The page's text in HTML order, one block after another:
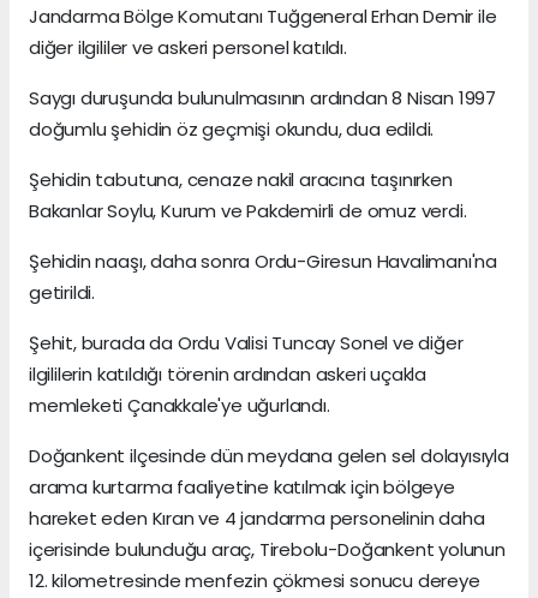
Jandarma Bölge Komutanı Tuğgeneral Erhan Demir ile
diğer ilgililer ve askeri personel katıldı.
Saygı duruşunda bulunulmasının ardından 8 Nisan 1997
doğumlu şehidin öz geçmişi okundu, dua edildi.
Şehidin tabutuna, cenaze nakil aracına taşınırken
Bakanlar Soylu, Kurum ve Pakdemirli de omuz verdi.
Şehidin naaşı, daha sonra Ordu-Giresun Havalimanı'na
getirildi.
Şehit, burada da Ordu Valisi Tuncay Sonel ve diğer
ilgililerin katıldığı törenin ardından askeri uçakla
memleketi Çanakkale'ye uğurlandı.
Doğankent ilçesinde dün meydana gelen sel dolayısıyla
arama kurtarma faaliyetine katılmak için bölgeye
hareket eden Kıran ve 4 jandarma personelinin daha
içerisinde bulunduğu araç, Tirebolu-Doğankent yolunun
12. kilometresinde menfezin çökmesi sonucu dereye